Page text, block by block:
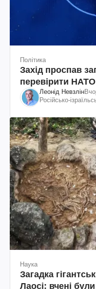
Політика
Захід проспав
перевірити
Леонід Невзлін
Російсько-
Наука
Загадка
Лаосі: вчені